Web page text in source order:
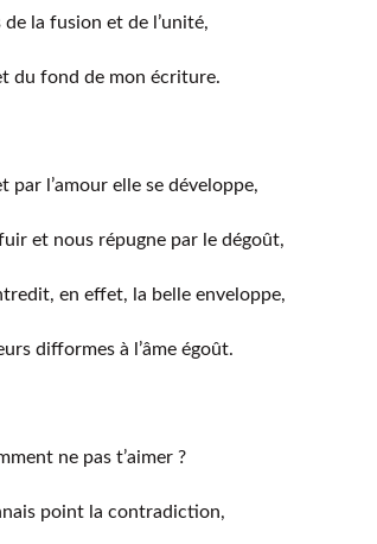
de la fusion et de l’unité,
du fond de mon écriture.
par l’amour elle se développe,
et nous répugne par le dégoût,
en effet, la belle enveloppe,
difformes à l’âme égoût.
ne pas t’aimer ?
point la contradiction,